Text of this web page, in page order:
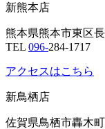
新熊本店
熊本県熊本市東区長
TEL 096-284-1717
アクセスはこちら
新鳥栖店
佐賀県鳥栖市轟木町